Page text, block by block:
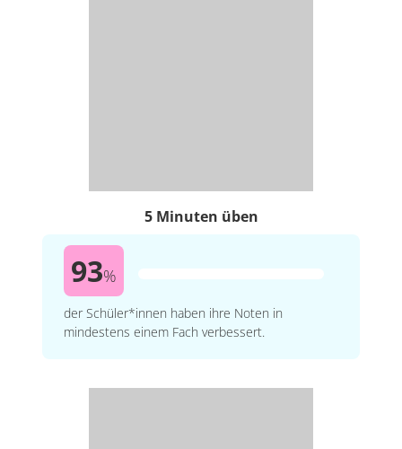
5 Minuten üben
93%
der Schüler*innen haben ihre Noten in
mindestens einem Fach verbessert.